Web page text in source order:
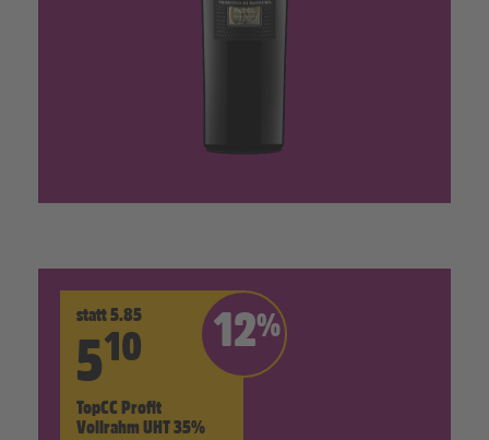
12%
statt 5.85
510
TopCC Profit
Vollrahm UHT 35%